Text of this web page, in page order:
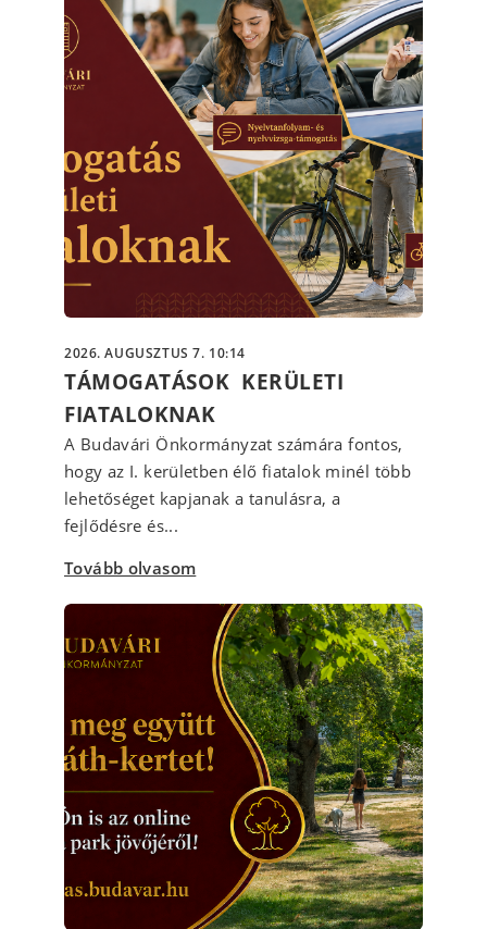
2026. AUGUSZTUS 7. 10:14
TÁMOGATÁSOK KERÜLETI
FIATALOKNAK
A Budavári Önkormányzat számára fontos,
hogy az I. kerületben élő fiatalok minél több
lehetőséget kapjanak a tanulásra, a
fejlődésre és...
Tovább olvasom